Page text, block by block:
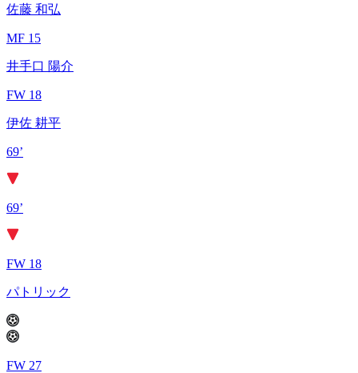
佐藤 和弘
MF 15
井手口 陽介
FW 18
伊佐 耕平
69’
69’
FW 18
パトリック
FW 27